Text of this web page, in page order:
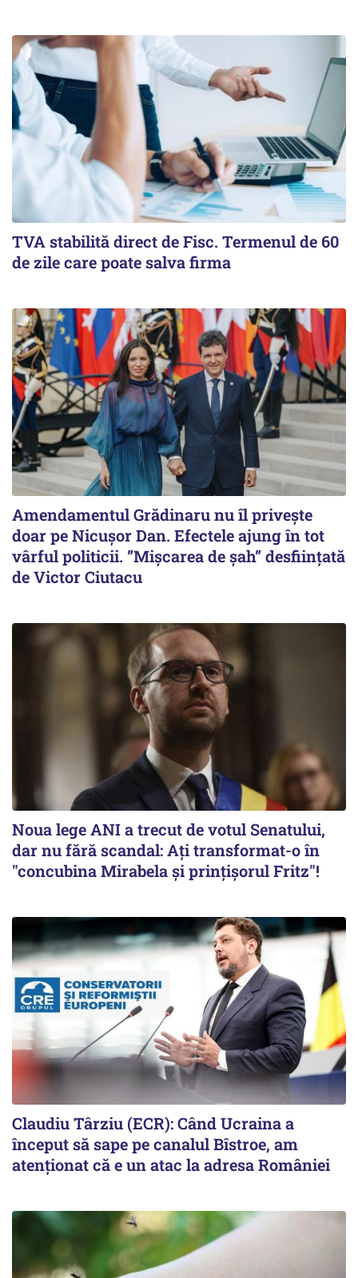
TVA stabilită direct de Fisc. Termenul de 60
de zile care poate salva firma
Amendamentul Grădinaru nu îl privește
doar pe Nicușor Dan. Efectele ajung în tot
vârful politicii. ”Mișcarea de șah” desființată
de Victor Ciutacu
Noua lege ANI a trecut de votul Senatului,
dar nu fără scandal: Ați transformat-o în
"concubina Mirabela şi prinţişorul Fritz"!
Claudiu Târziu (ECR): Când Ucraina a
început să sape pe canalul Bîstroe, am
atenționat că e un atac la adresa României